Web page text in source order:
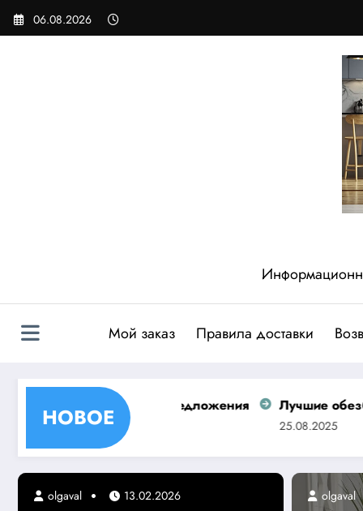
Перейти
06.08.2026
Мой заказ Правила доставки
НОВОЕ
предложения Лучшие обезболивающие
olgaval 13.02.2026 olgaval